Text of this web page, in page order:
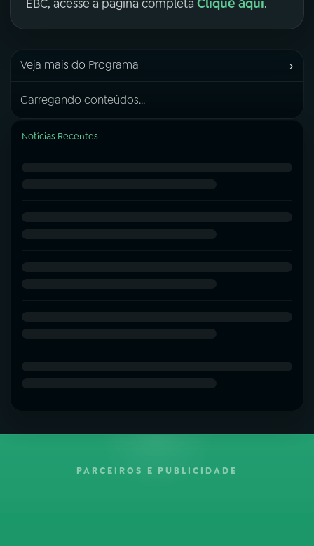
EBC, acesse a página completa Clique aqui.
Veja mais do Programa ›
Carregando conteúdos...
Notícias Recentes
PARCEIROS E PUBLICIDADE